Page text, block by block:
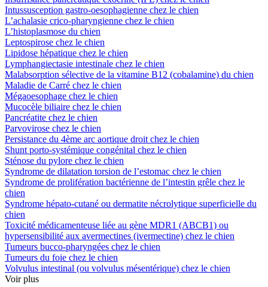
Intussusception gastro-oesophagienne chez le chien
L’achalasie crico-pharyngienne chez le chien
L’histoplasmose du chien
Leptospirose chez le chien
Lipidose hépatique chez le chien
Lymphangiectasie intestinale chez le chien
Malabsorption sélective de la vitamine B12 (cobalamine) du chien
Maladie de Carré chez le chien
Mégaoesophage chez le chien
Mucocèle biliaire chez le chien
Pancréatite chez le chien
Parvovirose chez le chien
Persistance du 4ème arc aortique droit chez le chien
Shunt porto-systémique congénital chez le chien
Sténose du pylore chez le chien
Syndrome de dilatation torsion de l’estomac chez le chien
Syndrome de prolifération bactérienne de l’intestin grêle chez le
chien
Syndrome hépato-cutané ou dermatite nécrolytique superficielle du
chien
Toxicité médicamenteuse liée au gène MDR1 (ABCB1) ou
hypersensibilité aux avermectines (ivermectine) chez le chien
Tumeurs bucco-pharyngées chez le chien
Tumeurs du foie chez le chien
Volvulus intestinal (ou volvulus mésentérique) chez le chien
Voir plus